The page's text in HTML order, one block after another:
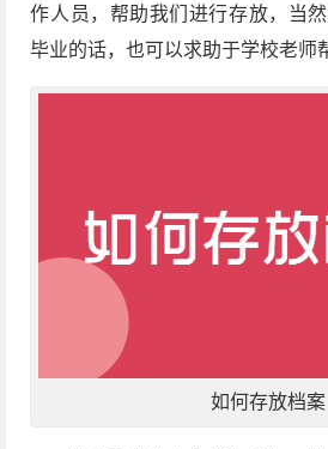
作人员，帮助我们进行存放，当
毕业的话，也可以求助于学校老师
如何存放档案